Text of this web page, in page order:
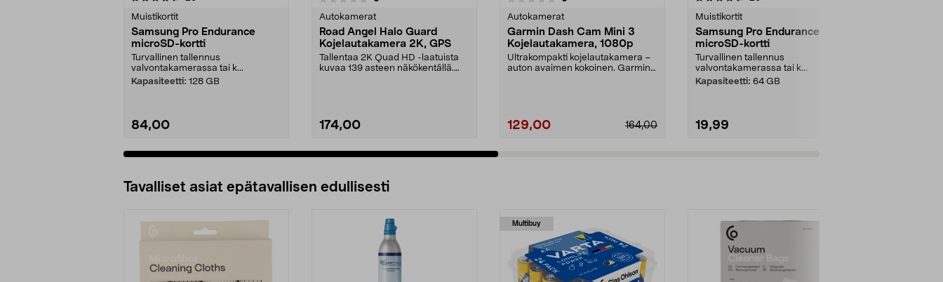
Muistikortit
Samsung Pro Endurance
microSD-kortti
Turvallinen tallennus
valvontakamerassa tai k...
Kapasiteetti: 128 GB
84,00
Autokamerat
Road Angel Halo Guard
Kojelautakamera 2K, GPS
Tallentaa 2K Quad HD -laatuista
kuvaa 139 asteen näkökentällä.
174,00
Autokamerat
Garmin Dash Cam Mini 3
Kojelautakamera, 1080p
Ultrakompakti kojelautakamera –
auton avaimen kokoinen. Garmin
129,00 164,00
Muistikortit
Samsung Pro Endurance
microSD-kortti
Turvallinen tallennus
valvontakamerassa tai k...
Kapasiteetti: 64 GB
19,99
Tavalliset asiat epätavallisen edullisesti
Multibuy